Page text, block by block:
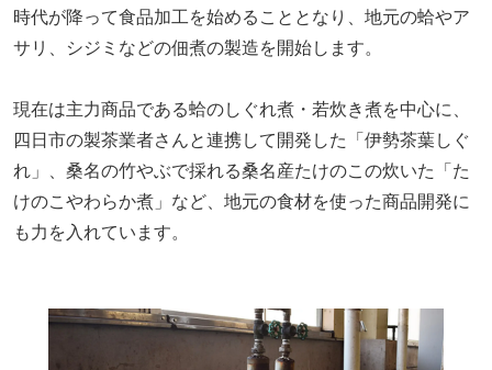
時代が降って食品加工を始めることとなり、地元の蛤やア
サリ、シジミなどの佃煮の製造を開始します。
現在は主力商品である蛤のしぐれ煮・若炊き煮を中心に、
四日市の製茶業者さんと連携して開発した「伊勢茶葉しぐ
れ」、桑名の竹やぶで採れる桑名産たけのこの炊いた「た
けのこやわらか煮」など、地元の食材を使った商品開発に
も力を入れています。